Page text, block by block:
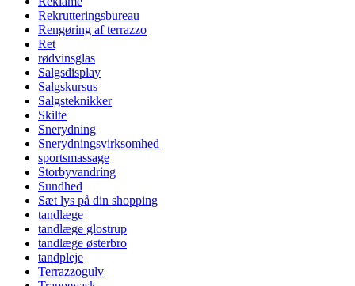
Rekrutteringsbureau
Rengøring af terrazzo
Ret
rødvinsglas
Salgsdisplay
Salgskursus
Salgsteknikker
Skilte
Snerydning
Snerydningsvirksomhed
sportsmassage
Storbyvandring
Sundhed
Sæt lys på din shopping
tandlæge
tandlæge glostrup
tandlæge østerbro
tandpleje
Terrazzogulv